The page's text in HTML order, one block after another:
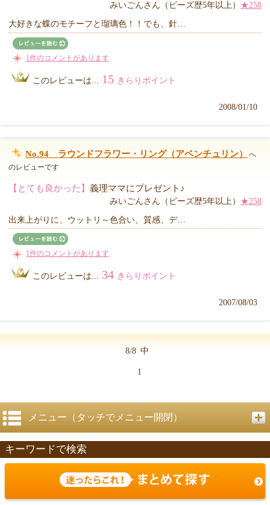
みいごんさん（ビーズ歴5年以上） ★258
大好きな蝶のモチーフと瑠璃色！！でも、針…
1件のコメントがあります
このレビューは... 15 きらりポイント
2008/01/10
No.94 ラウンドフラワー・リング（アベンチュリン）
へ
のレビューです
【とても良かった】 義理ママにプレゼント♪
みいごんさん（ビーズ歴5年以上） ★258
出来上がりに、ウットリ～色合い、質感、デ…
1件のコメントがあります
このレビューは... 34 きらりポイント
2007/08/03
8/8 中
1
メニュー（タッチでメニュー開閉）
キーワードで検索